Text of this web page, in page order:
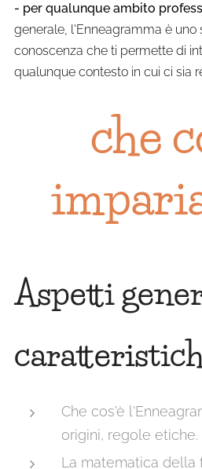
- per qualunque ambito
generale, l'Enneagramma è uno
conoscenza che ti permette di
qualunque contesto in cui ci sia
che
Aspetti
Che cos'è
origini, regole etiche.
La matematica della